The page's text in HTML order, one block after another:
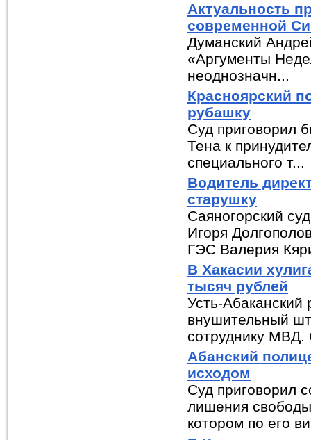
Актуальность
современной
Думанский
«Аргументы
неоднозначн...
Красноярский
рубашку
Суд приговорил
Тена к
специального т...
Водитель
старушку
Саяногорский
Игоря
ГЭС Валерия
В Хакасии
тысяч рублей
Усть-Абаканский
внушительный
сотруднику МВД.
Абанский
исходом
Суд приговорил
лишения
котором по его